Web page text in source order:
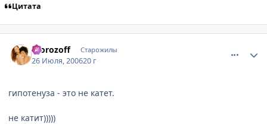
Цитата
morozoff Старожилы
26 Июля, 200620 г
гипотенуза - это не катет.
не катит)))))